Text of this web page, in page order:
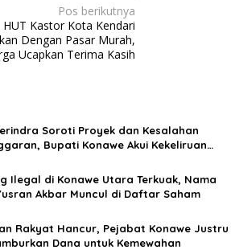
Pos berikutnya
HUT Kastor Kota Kendari
Dengan Pasar Murah,
Ucapkan Terima Kasih
Soroti Proyek dan Kesalahan
Bupati Konawe Akui Kekeliruan
Ilegal di Konawe Utara Terkuak, Nama
Akbar Muncul di Daftar Saham
Rakyat Hancur, Pejabat Konawe Justru
Dana untuk Kemewahan